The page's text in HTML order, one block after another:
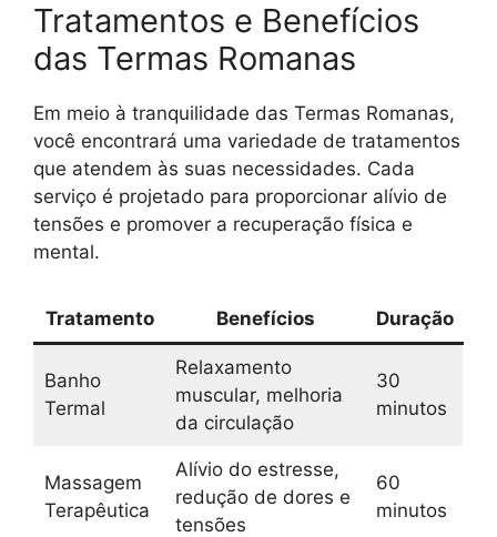
Tratamentos e Benefícios
das Termas Romanas
Em meio à tranquilidade das Termas Romanas,
você encontrará uma variedade de tratamentos
que atendem às suas necessidades. Cada
serviço é projetado para proporcionar alívio de
tensões e promover a recuperação física e
mental.
Tratamento Benefícios Duração
Banho
Termal
Relaxamento
muscular, melhoria
da circulação
30
minutos
Massagem
Terapêutica
Alívio do estresse,
redução de dores e
tensões
60
minutos